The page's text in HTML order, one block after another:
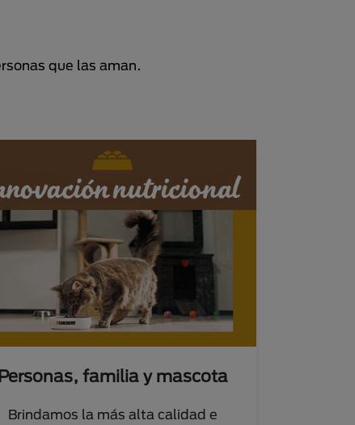
que las aman.
familia y mascota
Brindamos la más alta calidad e